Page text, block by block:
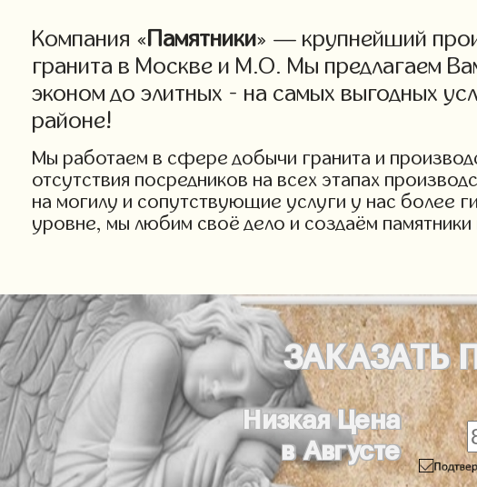
Компания « Памятники» — крупнейший
гранита в Москве и М.О. Мы предлагаем
эконом до элитных - на самых выгодных
районе!
Мы работаем в сфере добычи гранита и
отсутствия посредников на всех этапах
на могилу и сопутствующие услуги у нас более
уровне, мы любим своё дело и создаём
ЗАКАЗАТЬ
Низкая Цена
в Августе